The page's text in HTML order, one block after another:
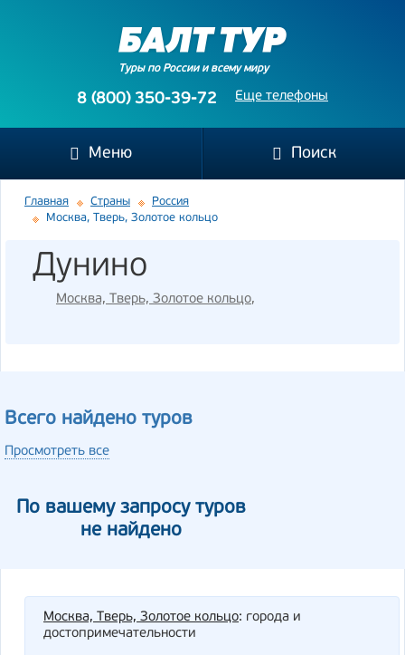
Туры по России и всему миру
Еще телефоны
8 (800) 350-39-72
Меню Поиск
Главная Страны
Россия
Москва, Тверь, Золотое кольцо
Дунино
Москва, Тверь, Золотое кольцо,
Всего найдено туров
Просмотреть все
По вашему запросу туров
не найдено
Москва, Тверь, Золотое кольцо: города и
достопримечательности